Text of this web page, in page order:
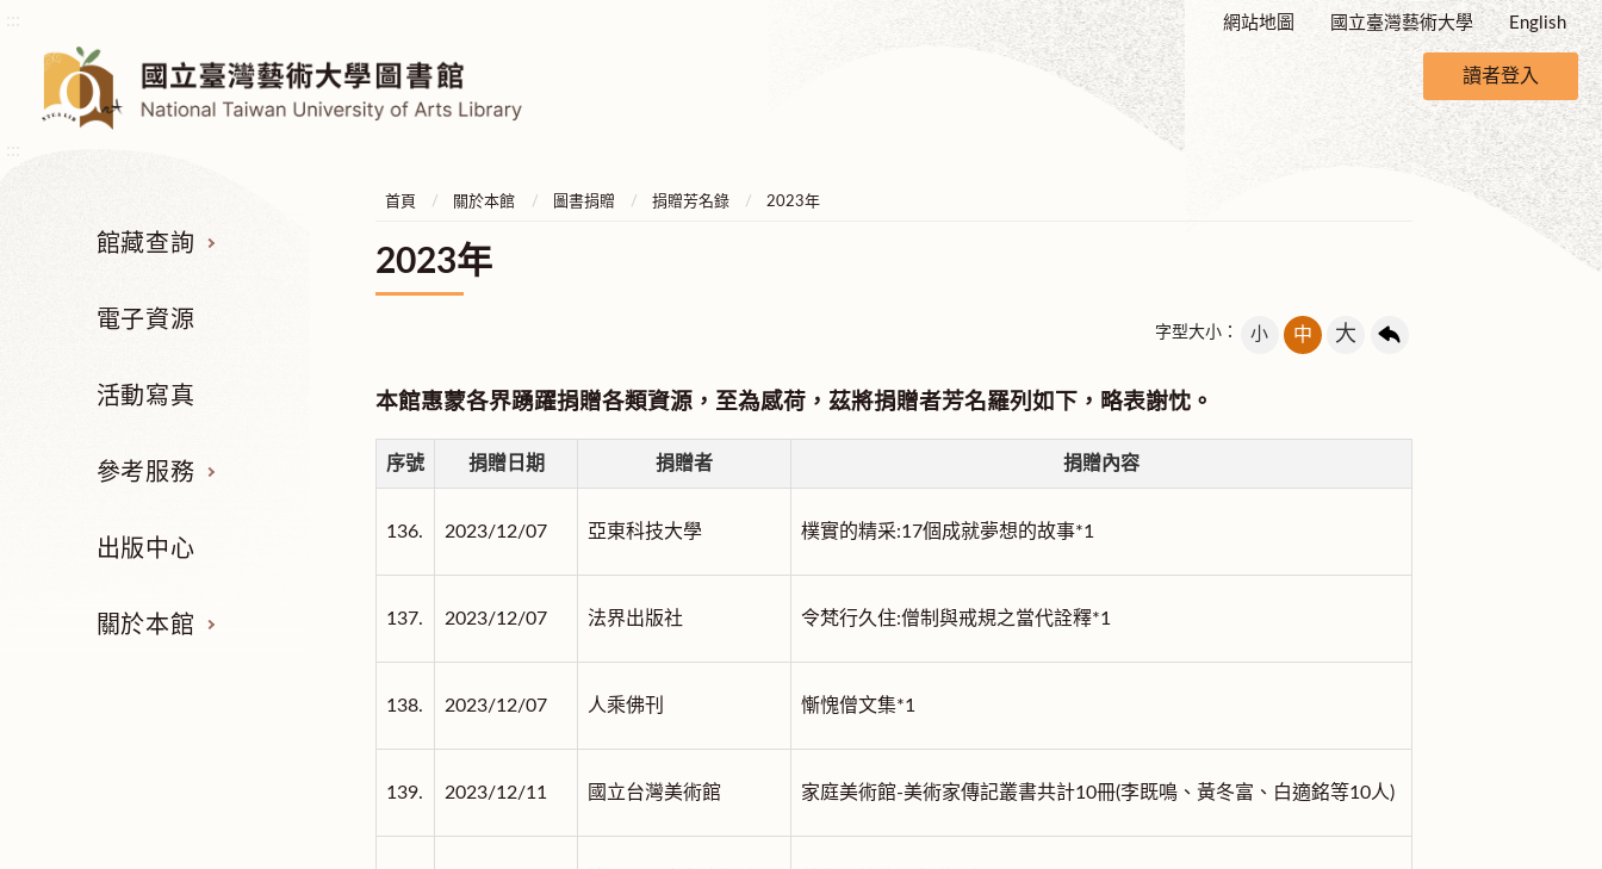
網站地圖 國立臺灣藝術大學 English
讀者登入
館藏查詢
電子資源
活動寫真
參考服務
出版中心
關於本館
首頁 關於本館 圖書捐贈 捐贈芳名錄 2023年
2023年
字型大小： 小 中 大
本館惠蒙各界踴躍捐贈各類資源，至為感荷，茲將捐贈者芳名羅列如下，略表謝忱。
序號 捐贈日期 捐贈者 捐贈內容
136. 2023/12/07 亞東科技大學 樸實的精采:17個成就夢想的故事*1
137. 2023/12/07 法界出版社 令梵行久住:僧制與戒規之當代詮釋*1
138. 2023/12/07 人乘佛刊 慚愧僧文集*1
139. 2023/12/11 國立台灣美術館 家庭美術館-美術家傳記叢書共計10冊(李既鳴、黃冬富、白適銘等10人)